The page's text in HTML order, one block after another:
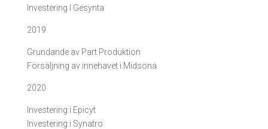
Investering I Gesynta
2019
Grundande av Part Produktion
Försäljning av innehavet i Midsona
2020
Investering i Epicyt
Investering i Synatro